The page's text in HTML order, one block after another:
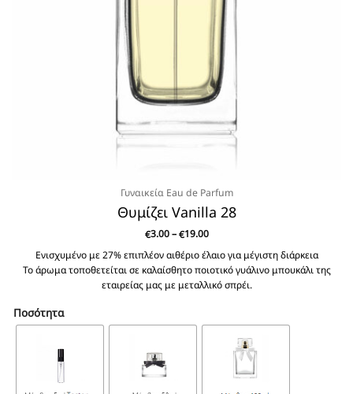
Γυναικεία Eau de Parfum
Θυμίζει Vanilla 28
€3.00 – €19.00Price
€3.00
through
€19.00
Ενισχυμένο με 27% επιπλέον αιθέριο έλαιο για μέγιστη διάρκεια
Το άρωμα τοποθετείται σε καλαίσθητο ποιοτικό γυάλινο μπουκάλι της
εταιρείας μας με μεταλλικό σπρέι.
Ποσότητα